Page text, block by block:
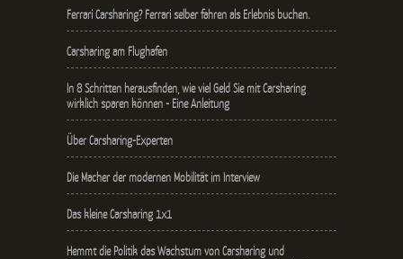
Ferrari Carsharing? Ferrari selber fahren als Erlebnis buchen.
Carsharing am Flughafen
In 8 Schritten herausfinden, wie viel Geld Sie mit Carsharing
wirklich sparen können - Eine Anleitung
Über Carsharing-Experten
Die Macher der modernen Mobilität im Interview
Das kleine Carsharing 1x1
Hemmt die Politik das Wachstum von Carsharing und